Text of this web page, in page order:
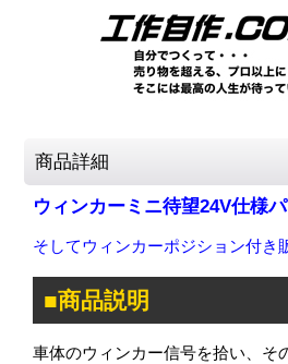
商品詳細
ウィンカーミニ待望24V仕様
そしてウィンカーポジション付き
■商品説明
車体のウィンカー信号を拾い、そ